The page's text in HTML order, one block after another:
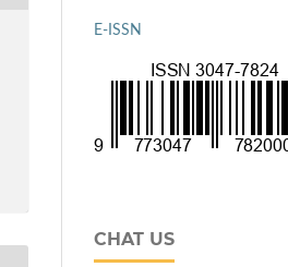
E-ISSN
CHAT US